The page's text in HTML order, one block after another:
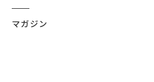
マガジン